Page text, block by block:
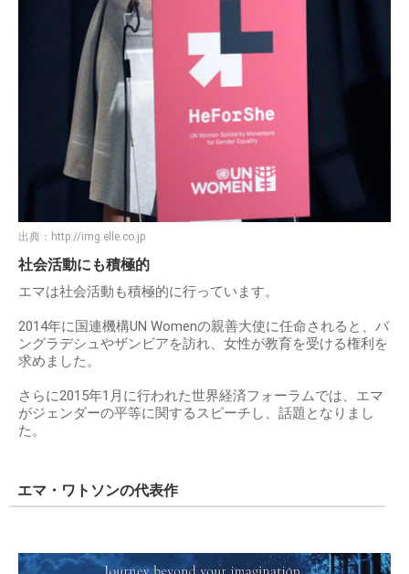
出典： http://img.elle.co.jp
社会活動にも積極的
エマは社会活動も積極的に行っています。
2014年に国連機構UN Womenの親善大使に任命されると、バ
ングラデシュやザンビアを訪れ、女性が教育を受ける権利を
求めました。
さらに2015年1月に行われた世界経済フォーラムでは、エマ
がジェンダーの平等に関するスピーチし、話題となりまし
た。
エマ・ワトソンの代表作